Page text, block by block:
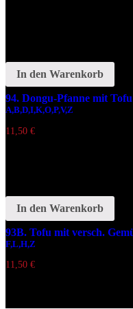
In den Warenkorb
94. Dongu-Pfanne mit Tofu
A,B,D,I,K,O,P,V,Z
11,50 €
In den Warenkorb
93B. Tofu mit versch.
F,L,H,Z
11,50 €